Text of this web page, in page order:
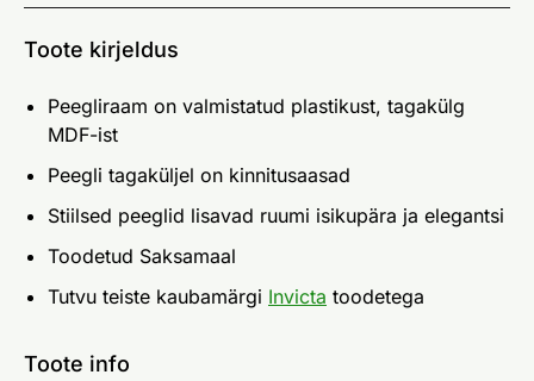
Toote kirjeldus
Peegliraam on valmistatud plastikust, tagakülg
MDF-ist
Peegli tagaküljel on kinnitusaasad
Stiilsed peeglid lisavad ruumi isikupära ja elegantsi
Toodetud Saksamaal
Tutvu teiste kaubamärgi Invicta toodetega
Toote info